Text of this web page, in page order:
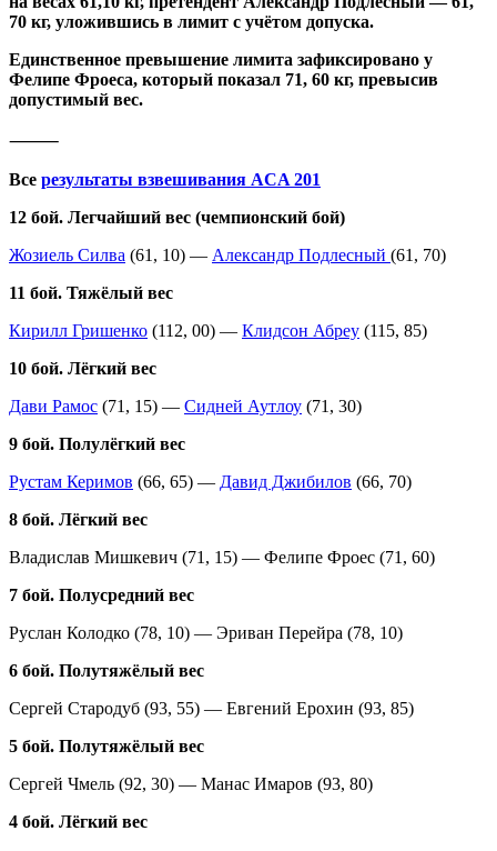
70 кг, уложившись в лимит с учётом допуска.
Единственное превышение лимита зафиксировано у
Фелипе Фроеса, который показал 71, 60 кг, превысив
допустимый вес.
⸻
Все результаты взвешивания ACA 201
12 бой. Легчайший вес (чемпионский бой)
Жозиель Силва (61, 10) — Александр Подлесный (61, 70)
11 бой. Тяжёлый вес
Кирилл Гришенко (112, 00) — Клидсон Абреу (115, 85)
10 бой. Лёгкий вес
Дави Рамос (71, 15) — Сидней Аутлоу (71, 30)
9 бой. Полулёгкий вес
Рустам Керимов (66, 65) — Давид Джибилов (66, 70)
8 бой. Лёгкий вес
Владислав Мишкевич (71, 15) — Фелипе Фроес (71, 60)
7 бой. Полусредний вес
Руслан Колодко (78, 10) — Эриван Перейра (78, 10)
6 бой. Полутяжёлый вес
Сергей Стародуб (93, 55) — Евгений Ерохин (93, 85)
5 бой. Полутяжёлый вес
Сергей Чмель (92, 30) — Манас Имаров (93, 80)
4 бой. Лёгкий вес